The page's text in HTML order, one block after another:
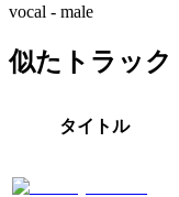
vocal - male
似たトラック
タイトル